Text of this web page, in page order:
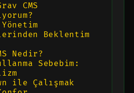
CMS
Beklentim
Nedir?
Sebebim:
ile Çalışmak